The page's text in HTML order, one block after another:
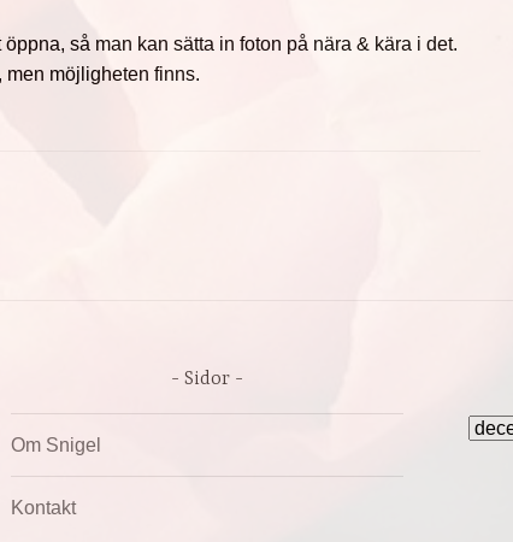
så man kan sätta in foton på nära & kära i det.
men möjligheten finns.
Sidor
Om Snigel
Kontakt
Arkiv